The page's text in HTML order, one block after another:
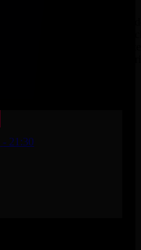
- 21:30